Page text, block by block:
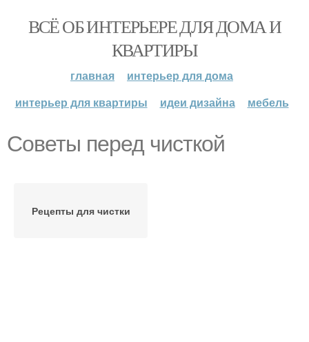
ВСЁ ОБ ИНТЕРЬЕРЕ ДЛЯ ДОМА И
КВАРТИРЫ
главная
интерьер для дома
интерьер для квартиры
идеи дизайна мебель
Советы перед чисткой
Рецепты для чистки